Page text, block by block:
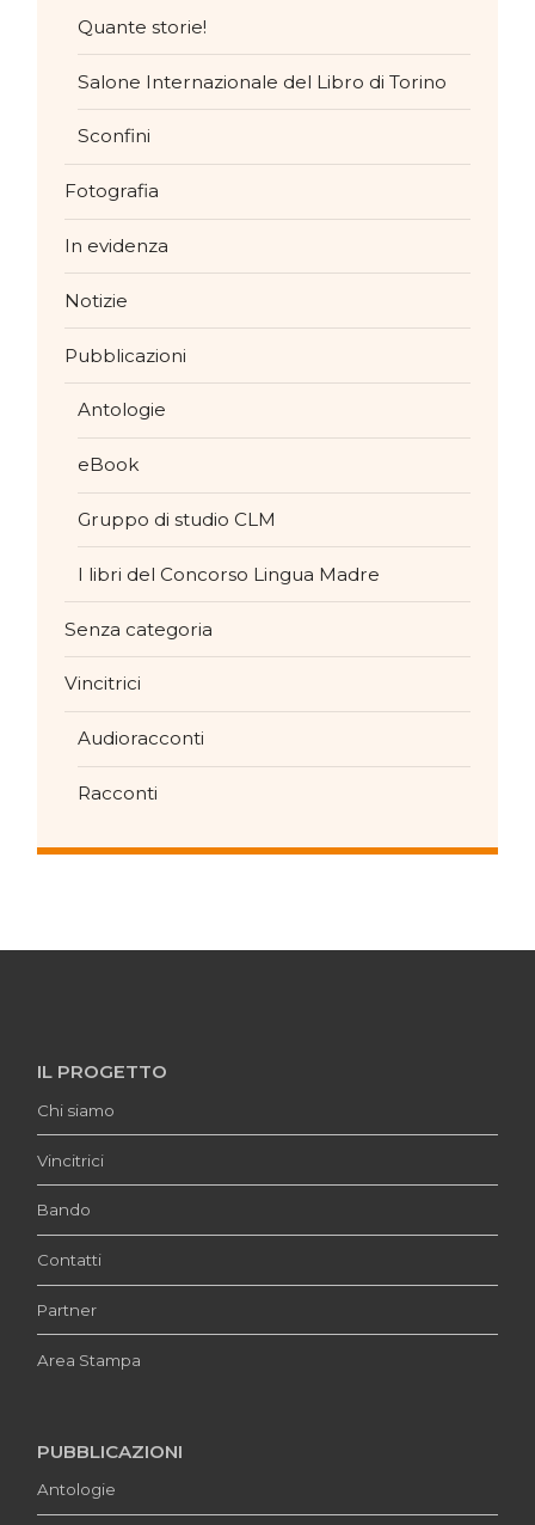
Quante storie!
Salone Internazionale del Libro di Torino
Sconfini
Fotografia
In evidenza
Notizie
Pubblicazioni
Antologie
eBook
Gruppo di studio CLM
I libri del Concorso Lingua Madre
Senza categoria
Vincitrici
Audioracconti
Racconti
IL PROGETTO
Chi siamo
Vincitrici
Bando
Contatti
Partner
Area Stampa
PUBBLICAZIONI
Antologie